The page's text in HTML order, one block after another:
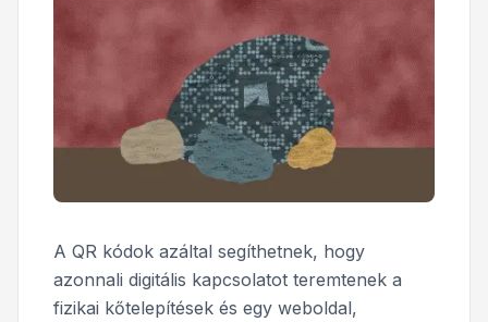
A QR kódok azáltal segíthetnek, hogy
azonnali digitális kapcsolatot teremtenek a
fizikai kőtelepítések és egy weboldal,